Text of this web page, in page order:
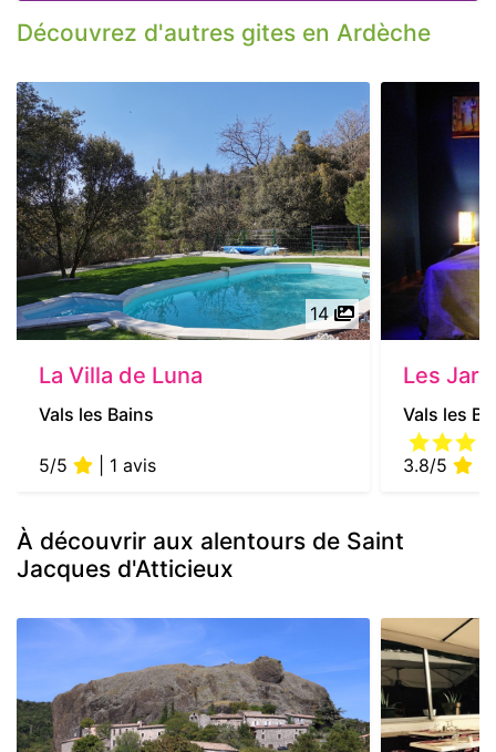
Découvrez d'autres gites en Ardèche
14
La Villa de Luna
Vals les Bains
5/5 | 1 avis
Les
Vals les
3.8/5 |
À découvrir aux alentours de Saint
Jacques d'Atticieux